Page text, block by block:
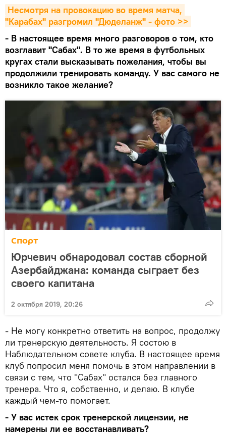
Несмотря на провокацию во время матча,
"Карабах" разгромил "Дюделанж" - фото >>
- В настоящее время много разговоров о том, кто
возглавит "Сабах". В то же время в футбольных
кругах стали высказывать пожелания, чтобы вы
продолжили тренировать команду. У вас самого не
возникло такое желание?
Спорт
Юрчевич обнародовал состав сборной
Азербайджана: команда сыграет без
своего капитана
2 октября 2019, 20:26
- Не могу конкретно ответить на вопрос, продолжу
ли тренерскую деятельность. Я состою в
Наблюдательном совете клуба. В настоящее время
клуб попросил меня помочь в этом направлении в
связи с тем, что "Сабах" остался без главного
тренера. Что я, собственно, и делаю. В клубе
каждый чем-то помогает.
- У вас истек срок тренерской лицензии, не
намерены ли ее восстанавливать?